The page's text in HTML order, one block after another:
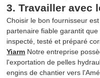
3. Travailler avec
Choisir le bon fournisseur
partenaire fiable garantit
inspecté, testé et préparé
Yiarm Notre entreprise
l'exportation de pelles
engins de chantier vers